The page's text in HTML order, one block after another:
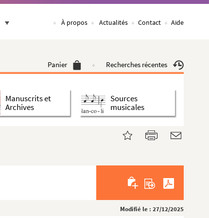
À propos Actualités Contact Aide
Panier Recherches récentes
Manuscrits et
Archives
Sources
musicales
Modifié le : 27/12/2025